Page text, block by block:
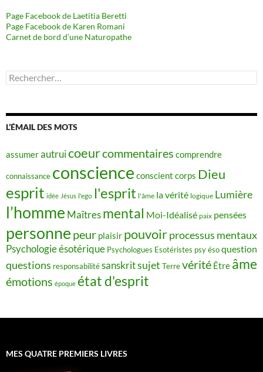
Page Facebook de Laetitia Beretti
Page Facebook de Karen Romani
Carnet de bord d’une Naturopathe
Rechercher :
L’ÉMAIL DES MOTS
assumerautruicoeurcommentaires comprendre
connaissance conscience conscient corps Dieu
esprit idée Jésus l'ego l'esprit l'âme la vérité logique Lumière
l’homme Maîtres mental Moi-Idéalisé paix pensées
personne peur plaisir pouvoirprocessus mentaux
Psychologie ésotérique Psychologues Esotéristes psy ésoquestion
questions responsabilitésanskritsujet Terrevérité Être âme
émotions époque état d'esprit
MES QUATRE PREMIERS LIVRES